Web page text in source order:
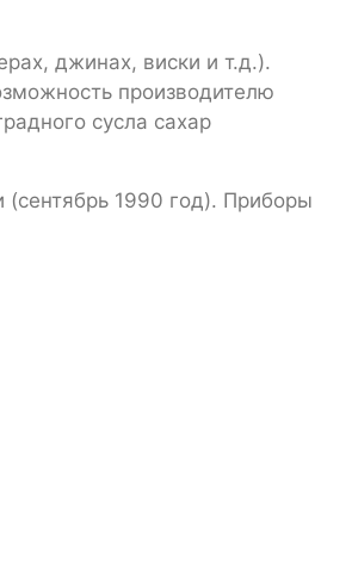
джинах, виски и т.д.).
производителю
сусла сахар
(сентябрь 1990 год). Приборы